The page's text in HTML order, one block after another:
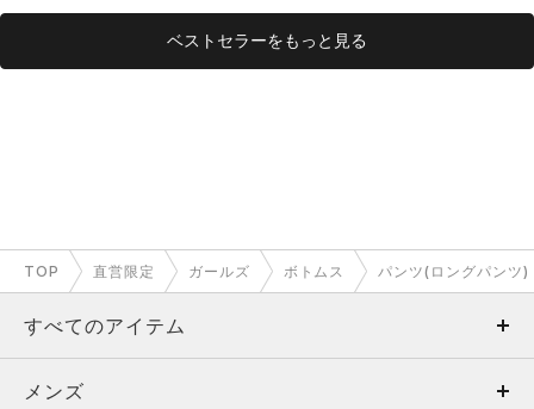
ベストセラーをもっと見る
TOP 直営限定 ガールズ ボトムス パンツ(ロングパンツ)
すべてのアイテム
メンズ
メンズ